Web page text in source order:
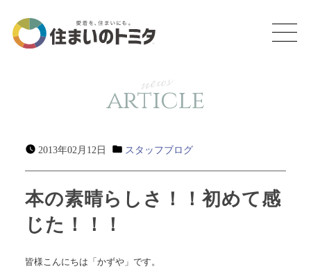
news
article
2013年02月12日 スタッフブログ
本の素晴らしさ！！初めて感
じた！！！
皆様こんにちは「かずや」です。